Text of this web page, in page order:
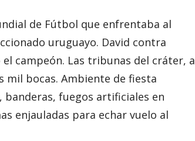
de Fútbol que enfrentaba al
uruguayo. David contra
campeón. Las tribunas del cráter, a
mil bocas. Ambiente de fiesta
fuegos artificiales en
enjauladas para echar vuelo al